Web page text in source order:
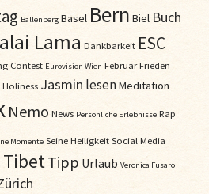
Ballenberg Basel Bern Biel Buch
Lama Dankbarkeit ESC
Contest Eurovision Wien FebruarFrieden
Holiness Jasmin lesenMeditation
Nemo News Persönliche Erlebnisse Rap
Momente Seine HeiligkeitSocial Media
TibetTipp Urlaub Veronica Fusaro